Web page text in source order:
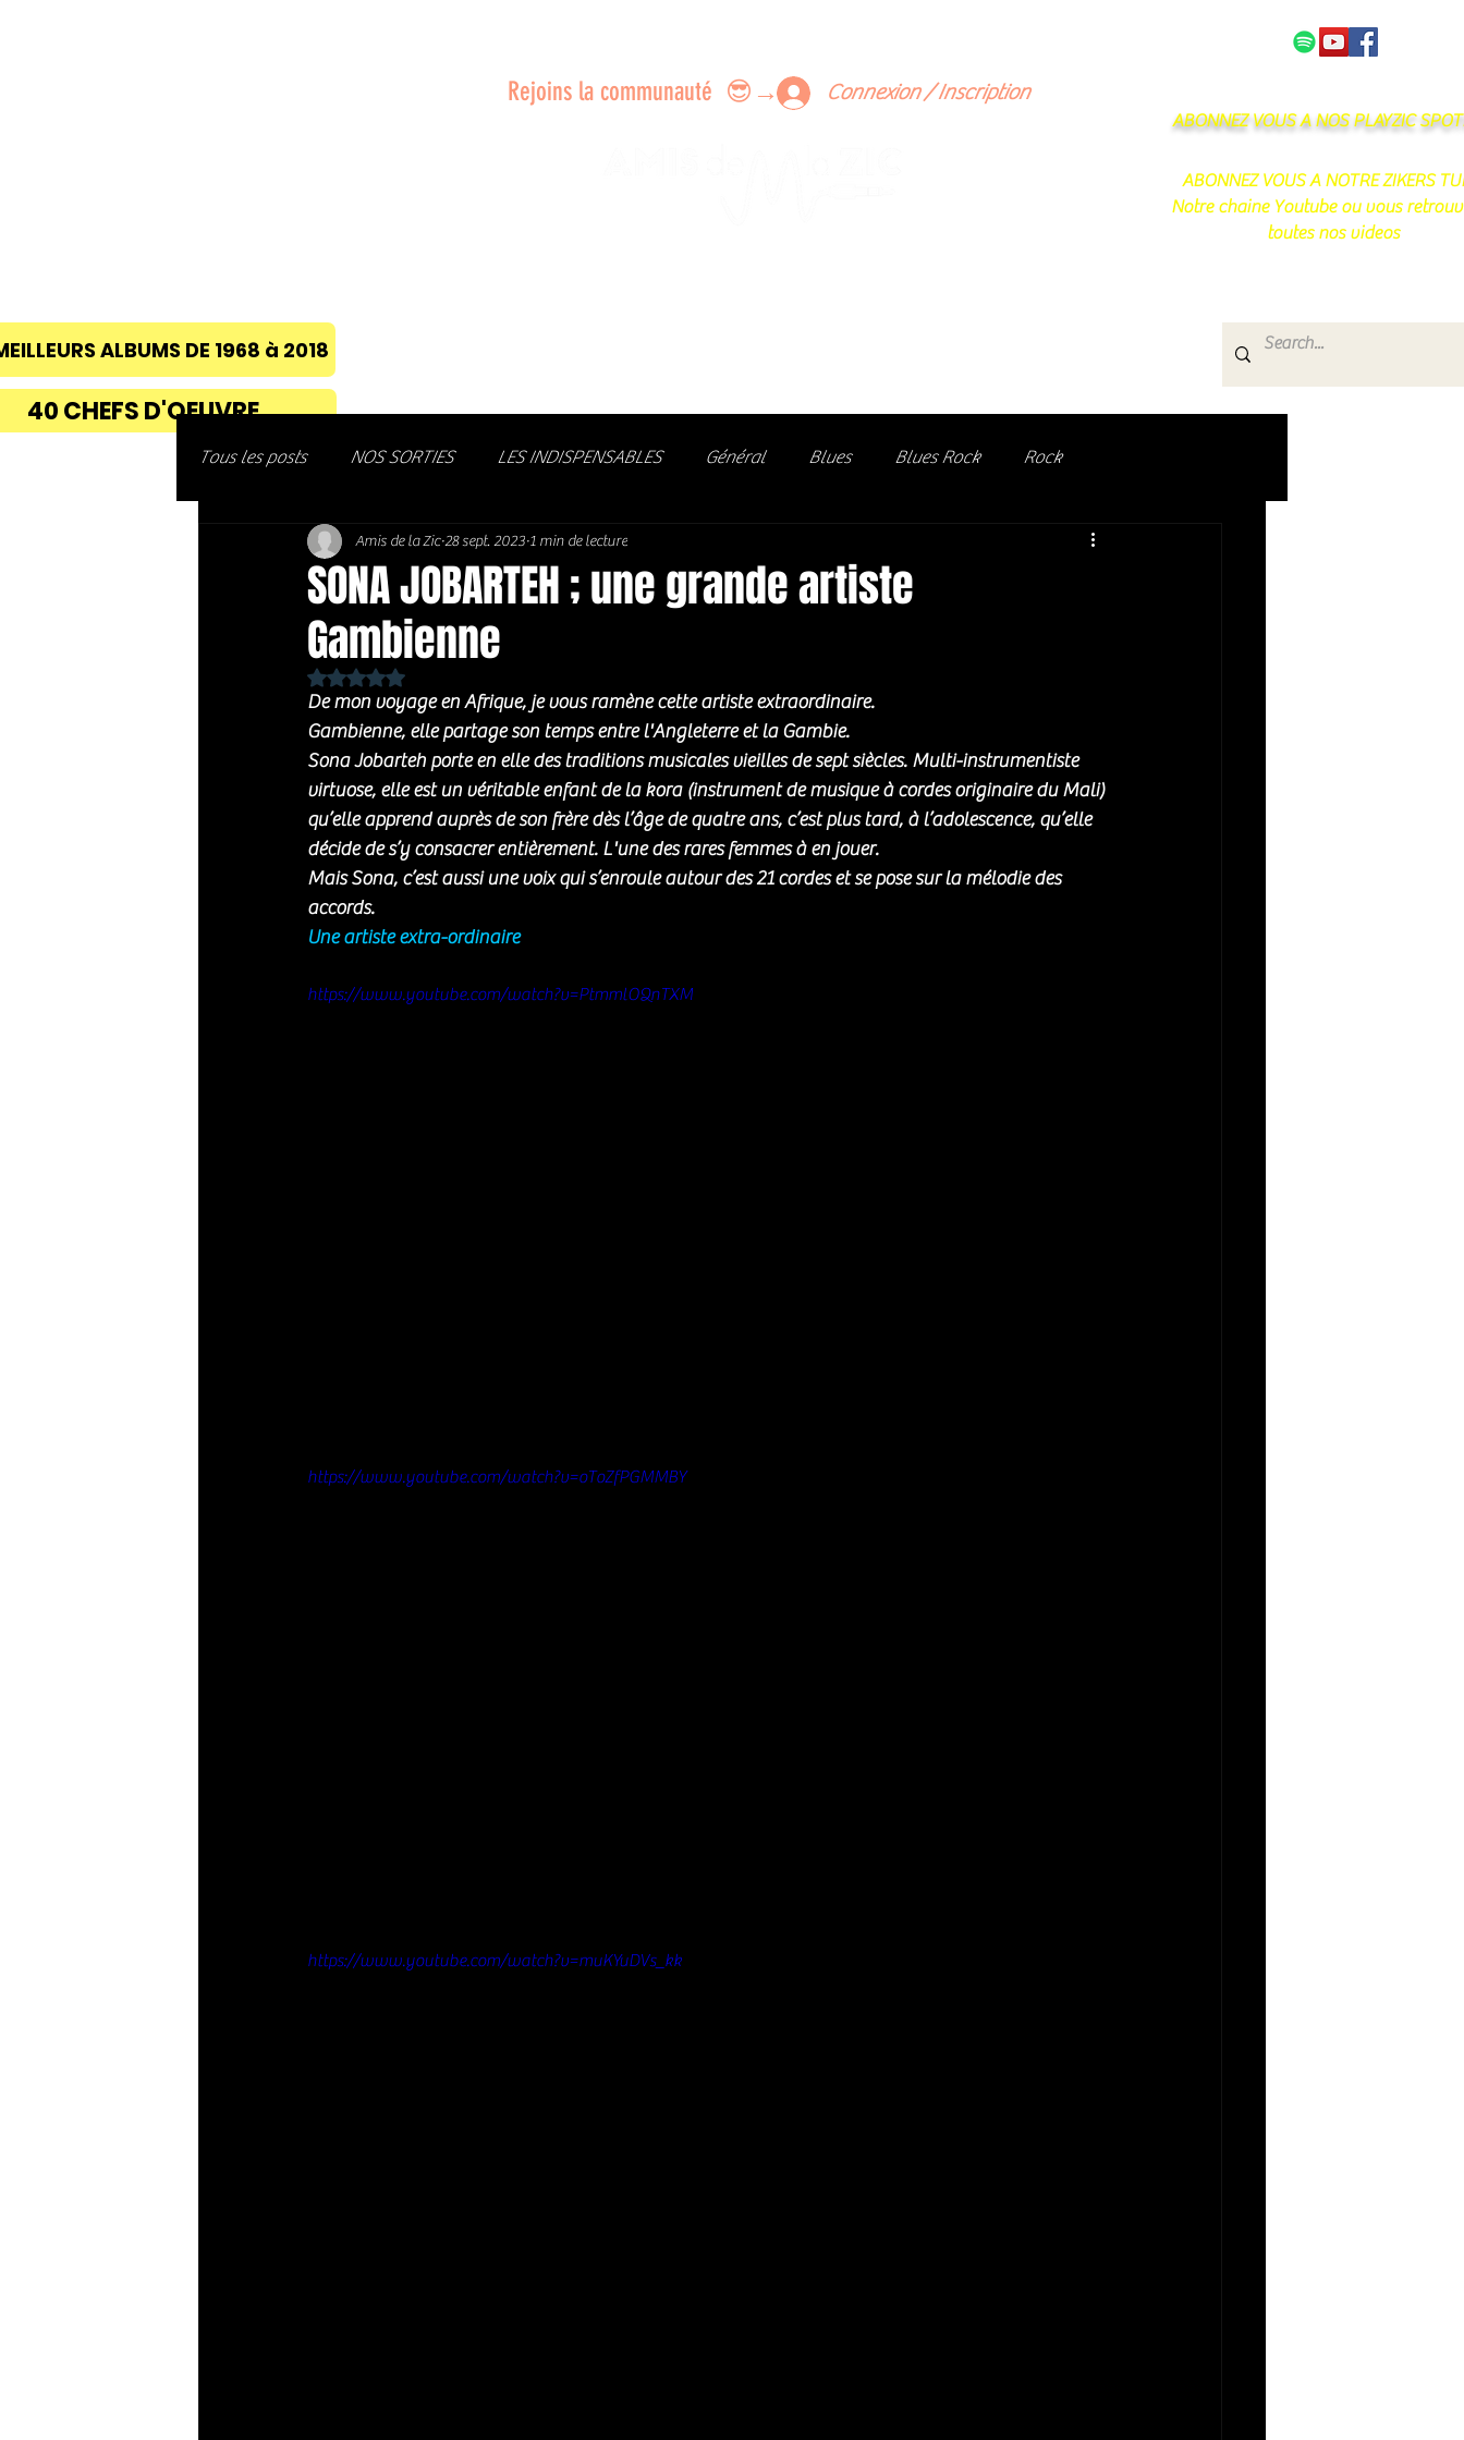
Connexion / Inscription
ABONNEZ VOUS A NOS PLAYZIC
ABONNEZ VOUS A NOTRE ZIKERS
Notre chaine Youtube ou vous
toutes nos videos
ALBUMS DE 1968 à 2018
Découvrez des artistes, vibrez aux concerts et rejoignez une communauté de passionnés !
Rejoins la communauté 😎→
40 CHEFS D'OEUVRE
Tous les posts NOS SORTIES LES INDISPENSABLES Général Blues Blues Rock Rock
Soft Rock / Folk Jazz Soul / Funk / Rhythm Blues
Country / Americana
SONA JOBARTEH ; une grande artiste
Gambienne
Amis de la Zic 28 sept. 2023 1 min de lecture
Noté NaN étoiles sur 5.
De mon voyage en Afrique, je vous ramène cette artiste extraordinaire.
Gambienne, elle partage son temps entre l'Angleterre et la Gambie.
Sona Jobarteh porte en elle des traditions musicales vieilles de sept siècles. Multi-instrumentiste
virtuose, elle est un véritable enfant de la kora (instrument de musique à cordes originaire du Mali)
qu’elle apprend auprès de son frère dès l’âge de quatre ans, c’est plus tard, à l’adolescence, qu’elle
décide de s’y consacrer entièrement. L'une des rares femmes à en jouer.
Mais Sona, c’est aussi une voix qui s’enroule autour des 21 cordes et se pose sur la mélodie des
accords.
Une artiste extra-ordinaire
https://www.youtube.com/watch?v=PtmmlOQnTXM
https://www.youtube.com/watch?v=oToZfPGMMBY
https://www.youtube.com/watch?v=muKYuDVs_kk